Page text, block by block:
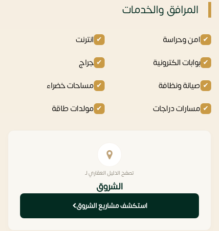
المرافق والخدمات
امن وحراسة
انترنت
بوابات الكترونية
جراج
صيانة ونظافة
مساحات خضراء
مسارات دراجات
مولدات طاقة
تصفح الدليل العقاري لـ
الشروق
استكشف مشاريع الشروق